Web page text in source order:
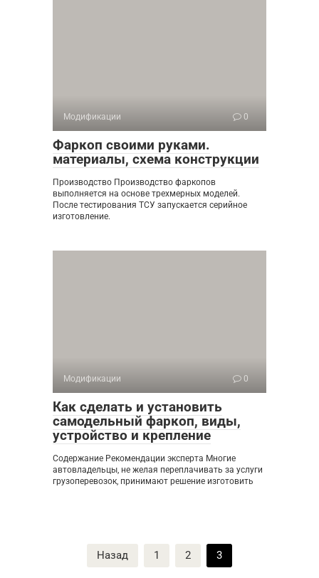
Модификации 0
Фаркоп своими руками.
материалы, схема конструкции
Производство Производство фаркопов
выполняется на основе трехмерных моделей.
После тестирования ТСУ запускается серийное
изготовление.
Модификации 0
Как сделать и установить
самодельный фаркоп, виды,
устройство и крепление
Содержание Рекомендации эксперта Многие
автовладельцы, не желая переплачивать за услуги
грузоперевозок, принимают решение изготовить
Назад 1 2 3